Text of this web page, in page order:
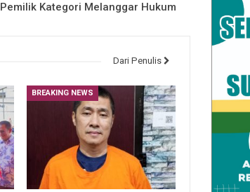
Pemilik Kategori Melanggar Hukum
Dari Penulis
BREAKING NEWS